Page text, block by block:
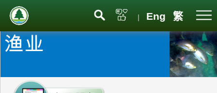
| Eng 繁